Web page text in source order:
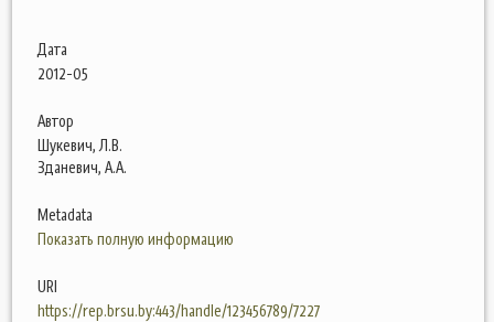
Дата
2012-05
Автор
Шукевич, Л.В.
Зданевич, А.А.
Metadata
Показать полную информацию
URI
https://rep.brsu.by:443/handle/123456789/7227